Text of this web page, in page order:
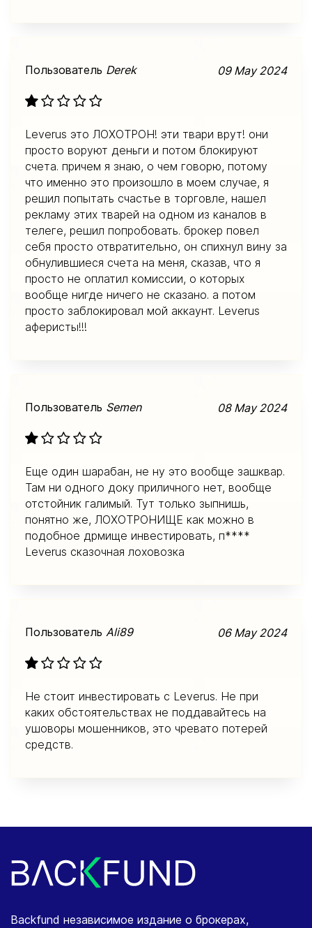
Пользователь Derek 09 May 2024
Leverus это ЛОХОТРОН! эти твари врут! они
просто воруют деньги и потом блокируют
счета. причем я знаю, о чем говорю, потому
что именно это произошло в моем случае, я
решил попытать счастье в торговле, нашел
рекламу этих тварей на одном из каналов в
телеге, решил попробовать. брокер повел
себя просто отвратительно, он спихнул вину за
обнулившиеся счета на меня, сказав, что я
просто не оплатил комиссии, о которых
вообще нигде ничего не сказано. а потом
просто заблокировал мой аккаунт. Leverus
аферисты!!!
Пользователь Semen 08 May 2024
Еще один шарабан, не ну это вообще зашквар.
Там ни одного доку приличного нет, вообще
отстойник галимый. Тут только зыпнишь,
понятно же, ЛОХОТРОНИЩЕ как можно в
подобное дрмище инвестировать, п****
Leverus сказочная лоховозка
Пользователь Ali89 06 May 2024
Не стоит инвестировать с Leverus. Не при
каких обстоятельствах не поддавайтесь на
ушоворы мошенников, это чревато потерей
средств.
Backfund независимое издание о брокерах,